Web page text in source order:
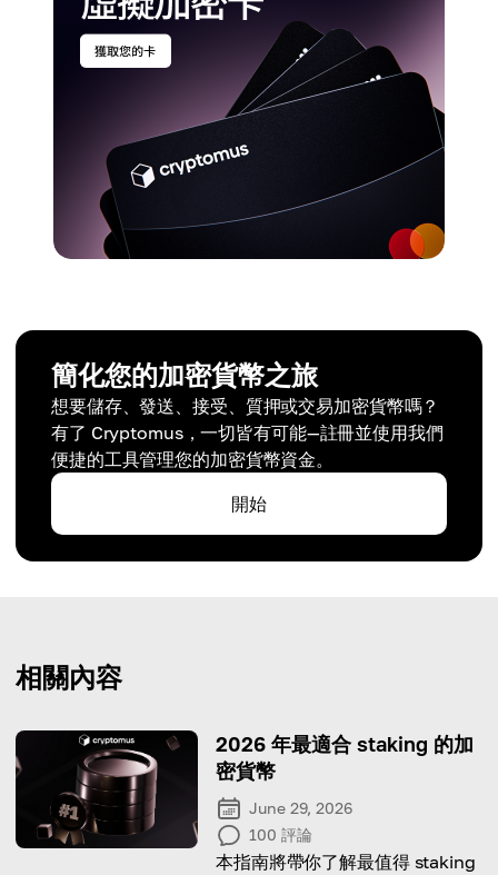
簡化您的加密貨幣之旅
想要儲存、發送、接受、質押或交易加密貨幣嗎？
有了 Cryptomus，一切皆有可能—註冊並使用我們
便捷的工具管理您的加密貨幣資金。
開始
相關內容
2026 年最適合 staking 的加
密貨幣
June 29, 2026
100 評論
本指南將帶你了解最值得 staking